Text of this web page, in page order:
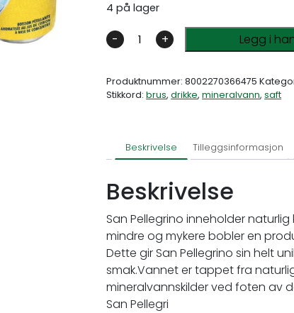
4 på lager
- + Legg i
Produktnummer:8002270366475
Stikkord:brus,drikke,mineralvann,saft
Beskrivelse Tilleggsinformasjon
Beskrivelse
San Pellegrino inneholder naturlig
mindre og mykere bobler en
Dette gir San Pellegrino sin helt
smak.Vannet er tappet fra
mineralvannskilder ved foten av
San Pellegri